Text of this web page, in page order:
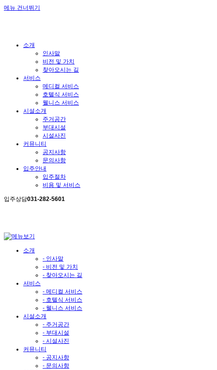
메뉴 건너뛰기
소개
인사말
비전 및 가치
찾아오시는 길
서비스
메디컬 서비스
호텔식 서비스
웰니스 서비스
시설소개
주거공간
부대시설
시설사진
커뮤니티
공지사항
문의사항
입주안내
입주절차
비용 및 서비스
입주상담031-282-5601
소개
- 인사말
- 비전 및 가치
- 찾아오시는 길
서비스
- 메디컬 서비스
- 호텔식 서비스
- 웰니스 서비스
시설소개
- 주거공간
- 부대시설
- 시설사진
커뮤니티
- 공지사항
- 문의사항